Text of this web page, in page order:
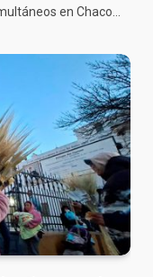
en Chaco…